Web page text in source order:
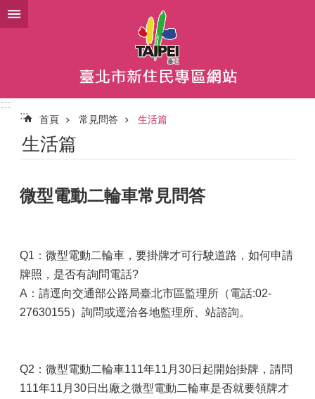
跳到主要內容區塊
:::
:::
首頁 常見問答 生活篇
生活篇
微型電動二輪車常見問答
Q1：微型電動二輪車，要掛牌才可行駛道路，如何申請
牌照，是否有詢問電話?
A：請逕向交通部公路局臺北市區監理所（電話:02-
27630155）詢問或逕洽各地監理所、站諮詢。
Q2：微型電動二輪車111年11月30日起開始掛牌，請問
111年11月30日出廠之微型電動二輪車是否就要領牌才